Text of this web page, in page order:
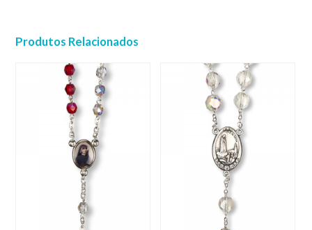
Produtos Relacionados